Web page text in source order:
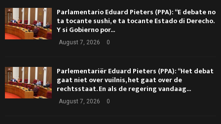
Parlamentario Eduard Pieters (PPA): “E debate no
ta tocante sushi, e ta tocante Estado di Derecho.
Y si Gobierno por...
August 7, 2026 0
Parlementariër Eduard Pieters (PPA): “Het debat
gaat niet over vuilnis, het gaat over de
rechtsstaat. En als de regering vandaag...
August 7, 2026 0